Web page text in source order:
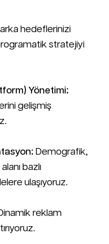
hedeflerinizi
stratejiyi
Yönetimi:
gelişmiş
Demografik,
bazlı
ulaşıyoruz.
reklam